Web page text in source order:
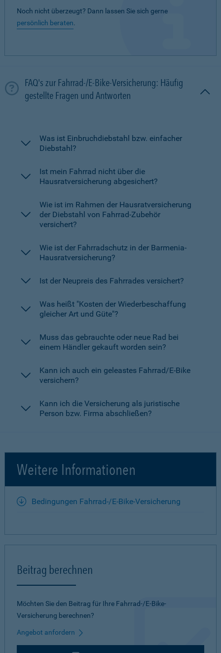
Noch nicht überzeugt? Dann lassen Sie sich gerne
persönlich beraten.
FAQ's zur Fahrrad-/E-Bike-Versicherung: Häufig
gestellte Fragen und Antworten
Was ist Einbruchdiebstahl bzw. einfacher
Diebstahl?
Ist mein Fahrrad nicht über die
Hausratversicherung abgesichert?
Wie ist im Rahmen der Hausratversicherung
der Diebstahl von Fahrrad-Zubehör
versichert?
Wie ist der Fahrradschutz in der Barmenia-
Hausratversicherung?
Ist der Neupreis des Fahrrades versichert?
Was heißt "Kosten der Wiederbeschaffung
gleicher Art und Güte"?
Muss das gebrauchte oder neue Rad bei
einem Händler gekauft worden sein?
Kann ich auch ein geleastes Fahrrad/E-Bike
versichern?
Kann ich die Versicherung als juristische
Person bzw. Firma abschließen?
Weitere Informationen
Bedingungen Fahrrad-/E-Bike-Versicherung
Beitrag berechnen
Möchten Sie den Beitrag für Ihre Fahrrad-/E-Bike-
Versicherung berechnen?
Angebot anfordern